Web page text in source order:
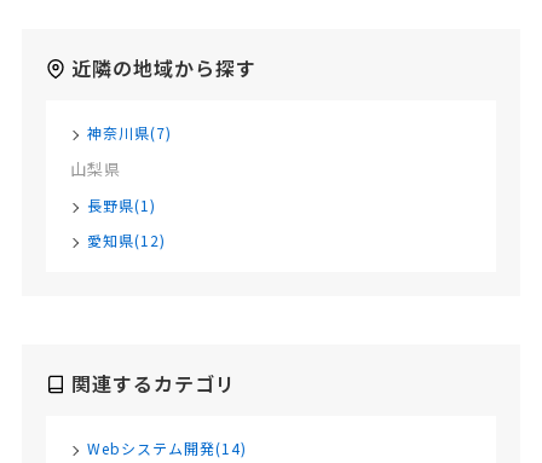
近隣の地域から探す
神奈川県(7)
山梨県
長野県(1)
愛知県(12)
関連するカテゴリ
Webシステム開発(14)